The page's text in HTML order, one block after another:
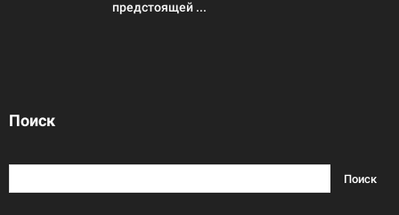
предстоящей ...
Поиск